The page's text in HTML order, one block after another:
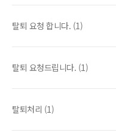
탈퇴 요청 합니다. (1)
탈퇴 요청드립니다. (1)
탈퇴처리 (1)